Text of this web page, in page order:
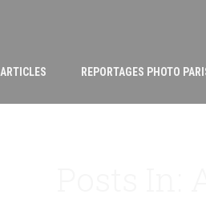
ARTICLES REPORTAGES PHOTO